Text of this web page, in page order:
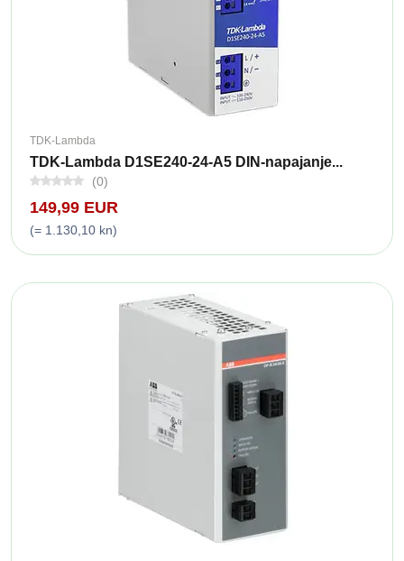
TDK-Lambda
TDK-Lambda D1SE240-24-A5 DIN-napajanje...
(0)
149,99 EUR
(= 1.130,10 kn)